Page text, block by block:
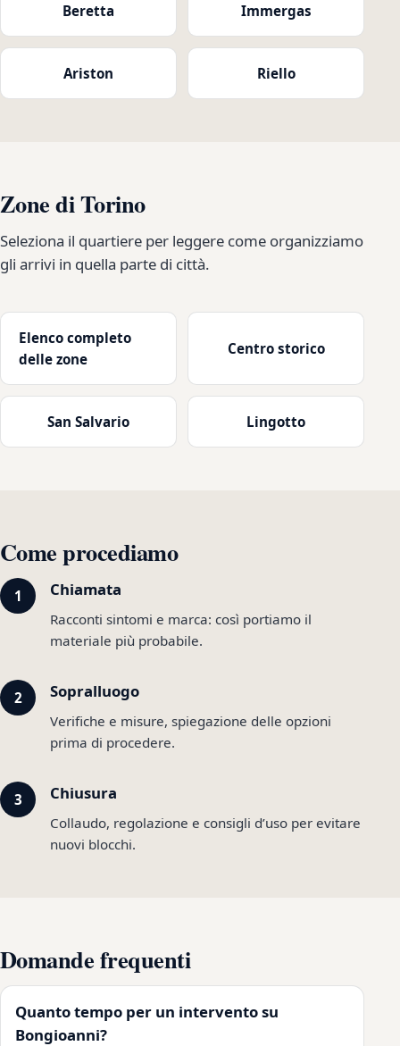
Beretta Immergas
Ariston Riello
Zone di Torino
Seleziona il quartiere per leggere come organizziamo
gli arrivi in quella parte di città.
Elenco completo
delle zone
Centro storico
San Salvario Lingotto
Come procediamo
Chiamata
Racconti sintomi e marca: così portiamo il
materiale più probabile.
Sopralluogo
Verifiche e misure, spiegazione delle opzioni
prima di procedere.
Chiusura
Collaudo, regolazione e consigli d’uso per evitare
nuovi blocchi.
Domande frequenti
Quanto tempo per un intervento su
Bongioanni?